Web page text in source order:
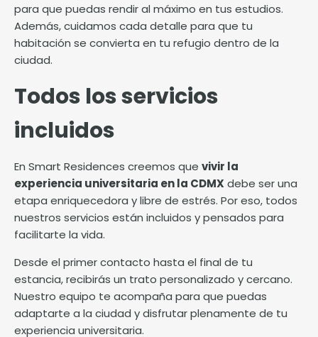
para que puedas rendir al máximo en tus estudios.
Además, cuidamos cada detalle para que tu
habitación se convierta en tu refugio dentro de la
ciudad.
Todos los servicios
incluidos
En Smart Residences creemos que vivir la
experiencia universitaria en la CDMX debe ser una
etapa enriquecedora y libre de estrés. Por eso, todos
nuestros servicios están incluidos y pensados para
facilitarte la vida.
Desde el primer contacto hasta el final de tu
estancia, recibirás un trato personalizado y cercano.
Nuestro equipo te acompaña para que puedas
adaptarte a la ciudad y disfrutar plenamente de tu
experiencia universitaria.